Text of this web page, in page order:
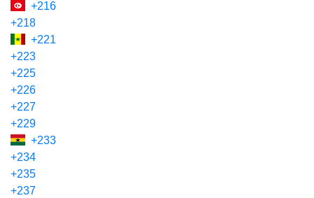
+216
+218
+221
+223
+225
+226
+227
+229
+233
+234
+235
+237